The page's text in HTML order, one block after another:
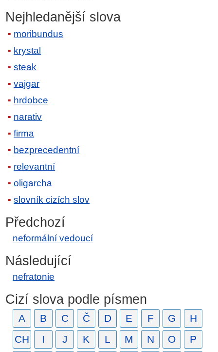
Nejhledanější slova
moribundus
krystal
steak
vajgar
hrdobce
narativ
firma
bezprecedentní
relevantní
oligarcha
slovník cizích slov
Předchozí
neformální vedoucí
Následující
nefratonie
Cizí slova podle písmen
A B C Č D E F G
H
CH
I J K L M N O P